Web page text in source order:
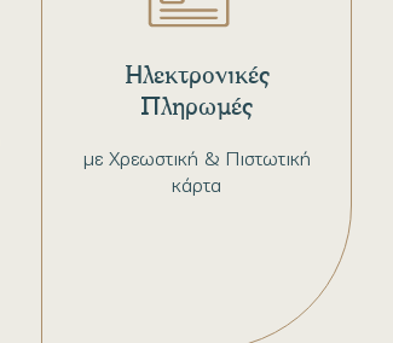
με Χρεωστική & Πιστωτική
κάρτα
Ηλεκτρονικές
Πληρωμές